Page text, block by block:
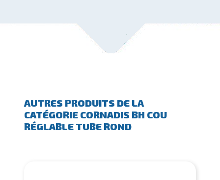
AUTRES PRODUITS DE LA
CATÉGORIE CORNADIS BH COU
RÉGLABLE TUBE ROND